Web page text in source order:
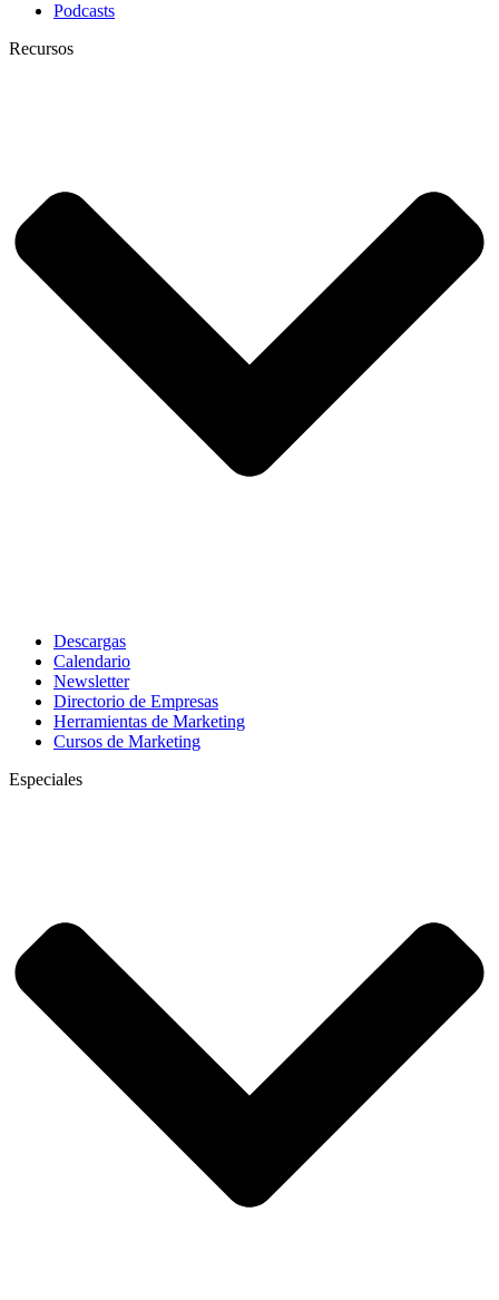
Podcasts
Recursos
Descargas
Calendario
Newsletter
Directorio de Empresas
Herramientas de Marketing
Cursos de Marketing
Especiales